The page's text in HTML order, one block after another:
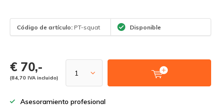
Código de artículo: PT-squat Disponible
€ 70,-
(84,70 IVA incluido)
Asesoramiento profesional